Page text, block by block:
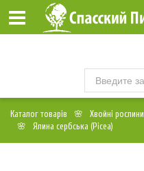
Каталог товарів Хвойні рослини
Ялина сербська (Picea)